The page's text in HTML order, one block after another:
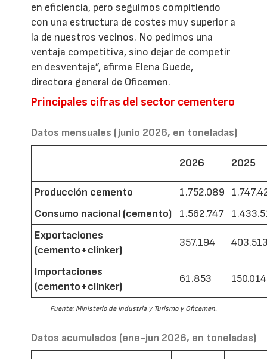
en eficiencia, pero seguimos compitiendo
con una estructura de costes muy superior a
la de nuestros vecinos. No pedimos una
ventaja competitiva, sino dejar de competir
en desventaja”, afirma Elena Guede,
directora general de Oficemen.
Principales cifras del sector cementero
Datos mensuales (junio 2026, en toneladas)
2026 2025
Producción cemento 1.752.089
Consumo nacional (cemento)
1.562.747
Exportaciones
(cemento+clínker)
357.194
Importaciones
(cemento+clínker)
61.853 150.014
Fuente: Ministerio de Industria y Turismo y Oficemen.
Datos acumulados (ene-jun 2026, en toneladas)